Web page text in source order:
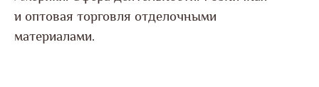
и оптовая торговля отделочными
материалами.